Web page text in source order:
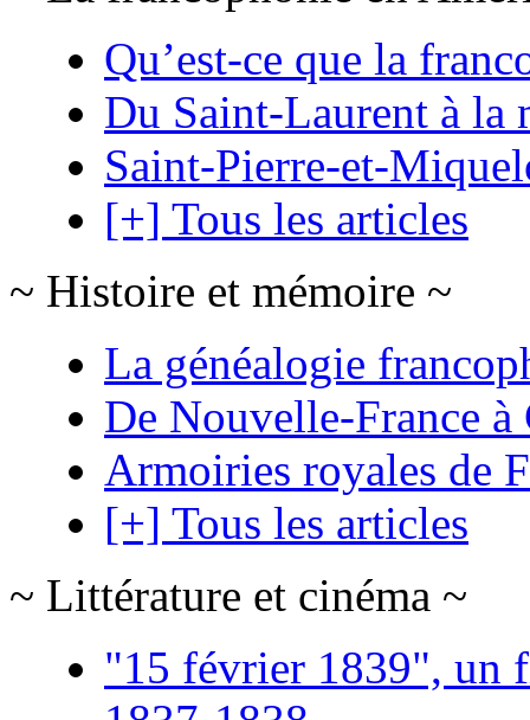
Qu’est-ce que la
Du Saint-Laurent à la
Saint-Pierre-et-
[+] Tous les articles
~ Histoire et mémoire ~
La généalogie
De Nouvelle-France à
Armoiries royales de
[+] Tous les articles
~ Littérature et cinéma ~
"15 février 1839", un